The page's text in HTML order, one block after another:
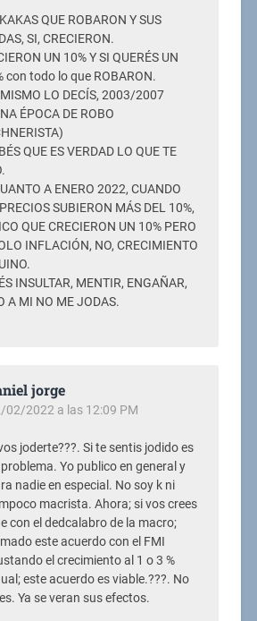
QUE ROBARON Y SUS
SI, CRECIERON.
UN 10% Y SI QUERÉS UN
con todo lo que ROBARON.
LO DECÍS, 2003/2007
ÉPOCA DE ROBO
QUE ES VERDAD LO QUE TE
A ENERO 2022, CUANDO
SUBIERON MÁS DEL 10%,
QUE CRECIERON UN 10% PERO
INFLACIÓN, NO, CRECIMIENTO
INSULTAR, MENTIR, ENGAÑAR,
A MI NO ME JODAS.
jorge
02/2022 a las 12:09 PM
joderte???. Si te sentis jodido es
Yo publico en general y
nadie en especial. No soy k ni
macrista. Ahora; si vos crees
con el dedcalabro de la macro;
este acuerdo con el FMI
el crecimiento al 1 o 3 %
este acuerdo es viable.???. No
Ya se veran sus efectos.